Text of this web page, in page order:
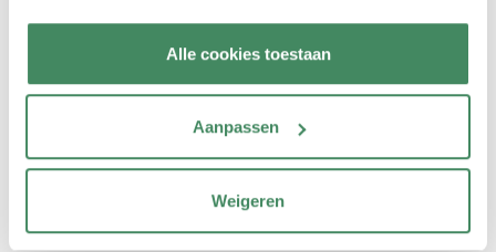
Alle cookies toestaan
Aanpassen
Weigeren
Halo, hallo, hallo, ik ben Puk
Opruimlied
Op gaan ruimen, op gaan ruimen
wie helpt mee, iedereen,